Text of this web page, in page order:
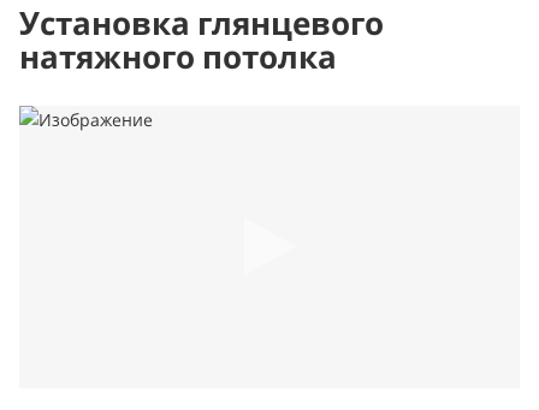
Установка глянцевого
натяжного потолка